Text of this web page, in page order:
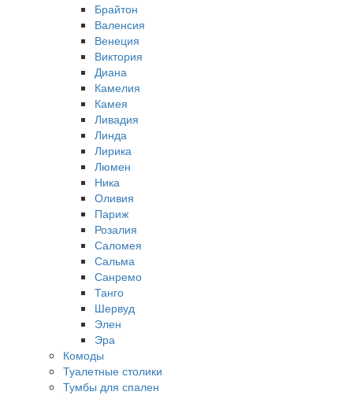
Брайтон
Валенсия
Венеция
Виктория
Диана
Камелия
Камея
Ливадия
Линда
Лирика
Люмен
Ника
Оливия
Париж
Розалия
Саломея
Сальма
Санремо
Танго
Шервуд
Элен
Эра
Комоды
Туалетные столики
Тумбы для спален